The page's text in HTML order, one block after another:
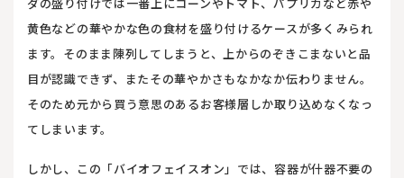
黄色などの華やかな色の食材を盛り付けるケースが多くみられ
ます。そのまま陳列してしまうと、上からのぞきこまないと品
目が認識できず、またその華やかさもなかなか伝わりません。
そのため元から買う意思のあるお客様層しか取り込めなくなっ
てしまいます。
しかし、この「バイオフェイスオン」では、容器が什器不要の